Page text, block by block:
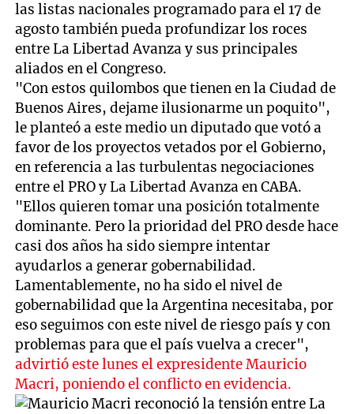
las listas nacionales programado para el 17 de
agosto también pueda profundizar los roces
entre La Libertad Avanza y sus principales
aliados en el Congreso.
"Con estos quilombos que tienen en la Ciudad de
Buenos Aires, dejame ilusionarme un poquito",
le planteó a este medio un diputado que votó a
favor de los proyectos vetados por el Gobierno,
en referencia a las turbulentas negociaciones
entre el PRO y La Libertad Avanza en CABA.
"Ellos quieren tomar una posición totalmente
dominante. Pero la prioridad del PRO desde hace
casi dos años ha sido siempre intentar
ayudarlos a generar gobernabilidad.
Lamentablemente, no ha sido el nivel de
gobernabilidad que la Argentina necesitaba, por
eso seguimos con este nivel de riesgo país y con
problemas para que el país vuelva a crecer",
advirtió este lunes el expresidente Mauricio
Macri, poniendo el conflicto en evidencia.